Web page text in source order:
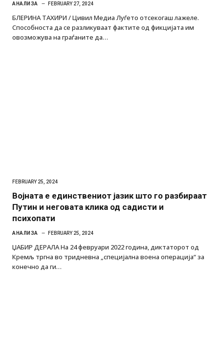
АНАЛИЗА FEBRUARY 27, 2024
БЛЕРИНА ТАХИРИ / Цивил Медиа Луѓето отсекогаш лажеле.
Способноста да се разликуваат фактите од фикцијата им
овозможува на граѓаните да…
FEBRUARY 25, 2024
Војната е единствениот јазик што го разбираат
Путин и неговата клика од садисти и
психопати
АНАЛИЗА FEBRUARY 25, 2024
ЏАБИР ДЕРАЛА На 24 февруари 2022 година, диктаторот од
Кремљ тргна во тридневна „специјална воена операција“ за
конечно да ги…